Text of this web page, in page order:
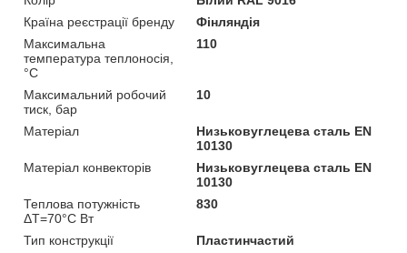
Країна реєстрації бренду
Фінляндія
Максимальна
температура теплоносія,
°С
110
Максимальний робочий
тиск, бар
10
Матеріал
Низьковуглецева сталь EN
10130
Матеріал конвекторів
Низьковуглецева сталь EN
10130
Теплова потужність
ΔТ=70°С Вт
830
Тип конструкції
Пластинчастий